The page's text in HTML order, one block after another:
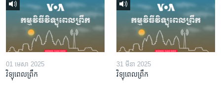
01 មេសា 2025
វិទ្យុពេលព្រឹក
31 មីនា 2025
វិទ្យុពេលព្រឹក